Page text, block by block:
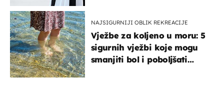
NAJSIGURNIJI OBLIK REKREACIJE
Vježbe za koljeno u moru: 5
sigurnih vježbi koje mogu
smanjiti bol i poboljšati